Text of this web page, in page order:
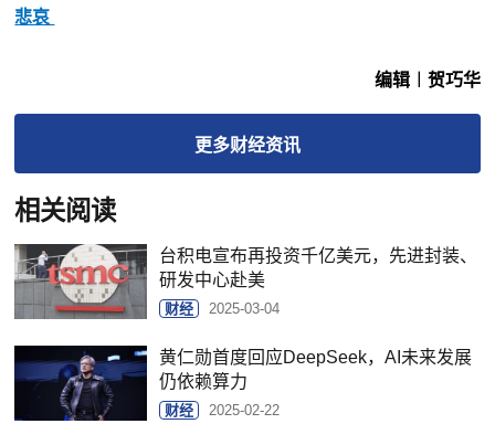
悲哀
编辑︱贺巧华
更多财经资讯
相关阅读
台积电宣布再投资千亿美元，先进封装、
研发中心赴美
财经 2025-03-04
黄仁勋首度回应DeepSeek，AI未来发展
仍依赖算力
财经 2025-02-22